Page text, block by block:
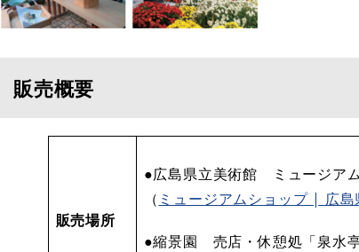
販売概要
販売場所
●広島県立美術館 ミュージア
（ ミュージアムショップ | 広
●縮景園 売店・休憩処「泉水